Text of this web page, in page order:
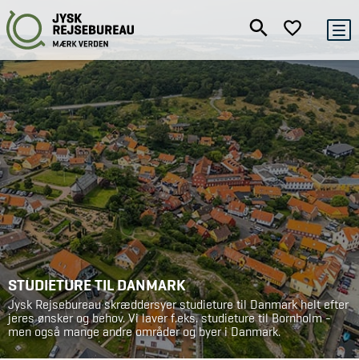
STUDIETURE TIL DANMARK
Jysk Rejsebureau skræddersyer studieture til Danmark helt efter
jeres ønsker og behov. Vi laver f.eks. studieture til Bornholm -
men også mange andre områder og byer i Danmark.